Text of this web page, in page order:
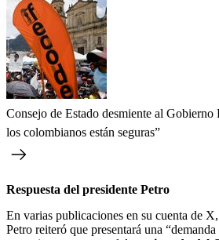
Consejo de Estado desmiente al Gobierno
los colombianos están seguras”
Respuesta del presidente Petro
En varias publicaciones en su cuenta de
Petro reiteró que presentará una